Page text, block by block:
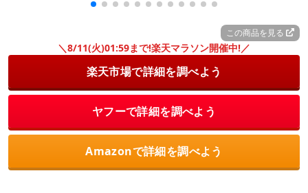
この商品を見る
＼8/11(火)01:59まで!楽天マラソン開催中!／
楽天市場で詳細を調べよう
ヤフーで詳細を調べよう
Amazonで詳細を調べよう